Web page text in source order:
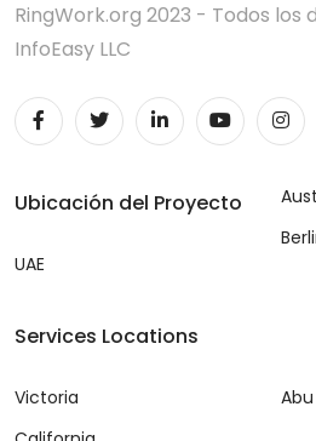
RingWork.org 2023 - Todos
InfoEasy LLC
Ubicación del Proyecto
UAE
Services Locations
Victoria